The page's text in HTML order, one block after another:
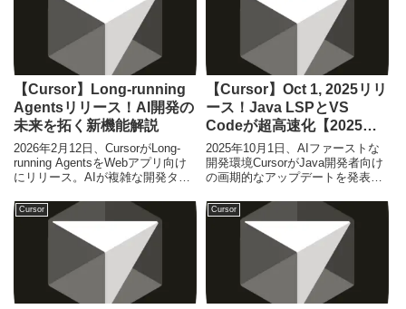
【Cursor】Long-running
Agentsリリース！AI開発の
未来を拓く新機能解説
2026年2月12日、CursorがLong-
running AgentsをWebアプリ向け
にリリース。AIが複雑な開発タス
る新機能で、開発者の生産性を劇
的に向上させます。
【Cursor】Oct 1, 2025リリ
ース！Java LSPとVS
Codeが超高速化【2025年
最新】
2025年10月1日、AIファーストな
開発環境CursorがJava開発者向け
の画期的なアップデートを発表。
(LSP) とVS Codeエコシステムの
パフォーマンスが大幅に向上し、
大規模プロジェクトでの開発効率
が飛躍的に高まります。
Cursor Cursor